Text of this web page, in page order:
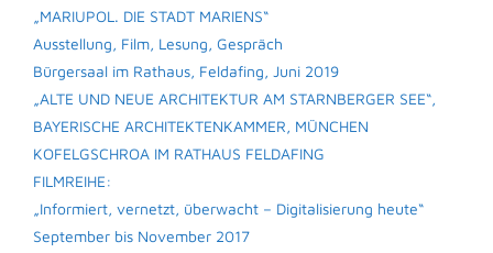
„MARIUPOL. DIE STADT MARIENS“
Ausstellung, Film, Lesung, Gespräch
Bürgersaal im Rathaus, Feldafing, Juni 2019
„ALTE UND NEUE ARCHITEKTUR AM STARNBERGER SEE“,
BAYERISCHE ARCHITEKTENKAMMER, MÜNCHEN
KOFELGSCHROA IM RATHAUS FELDAFING
FILMREIHE:
„Informiert, vernetzt, überwacht – Digitalisierung heute“
September bis November 2017